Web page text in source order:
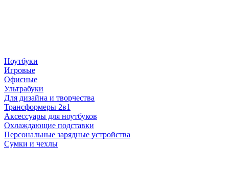
Ноутбуки
Игровые
Офисные
Ультрабуки
Для дизайна и творчества
Трансформеры 2в1
Аксессуары для ноутбуков
Охлаждающие подставки
Персональные зарядные устройства
Сумки и чехлы